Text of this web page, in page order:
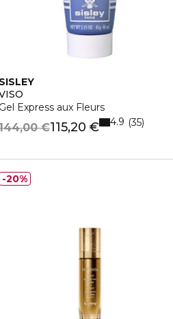
SISLEY
Gel Express aux Fleurs
115,20 €
€ 4.9 35
20%